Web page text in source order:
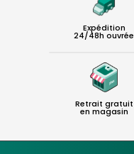
Expédition
24/48h ouvrée
Retrait gratuit
en magasin